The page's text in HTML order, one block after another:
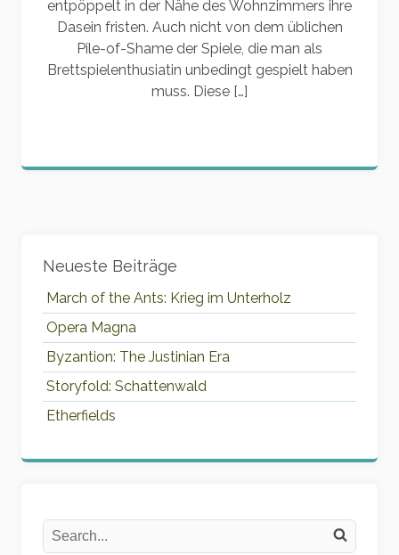
entpöppelt in der Nähe des Wohnzimmers ihre
Dasein fristen. Auch nicht von dem üblichen
Pile-of-Shame der Spiele, die man als
Brettspielenthusiatin unbedingt gespielt haben
muss. Diese […]
Neueste Beiträge
March of the Ants: Krieg im Unterholz
Opera Magna
Byzantion: The Justinian Era
Storyfold: Schattenwald
Etherfields
Search on the website
Search